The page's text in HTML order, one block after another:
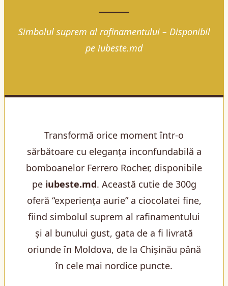
Simbolul suprem al rafinamentului – Disponibil
pe iubeste.md
Transformă orice moment într-o
sărbătoare cu eleganța inconfundabilă a
bomboanelor Ferrero Rocher, disponibile
pe iubeste.md. Această cutie de 300g
oferă “experiența aurie” a ciocolatei fine,
fiind simbolul suprem al rafinamentului
și al bunului gust, gata de a fi livrată
oriunde în Moldova, de la Chișinău până
în cele mai nordice puncte.